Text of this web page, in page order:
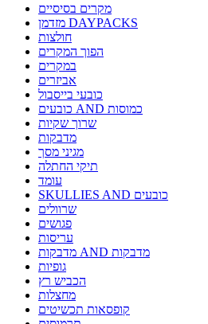
מקרים בסיסיים
מזדמן DAYPACKS
חולצות
הפוך המקרים
במקרים
אביזרים
כובעי בייסבול
כובעים AND כמוסות
שרוך שקיות
מדבקות
מגיני מסך
תיקי החתלה
עומד
SKULLIES AND כובעים
שרוולים
פגושים
עריסות
מדבקות AND מדבקות
גופיות
הכביש רץ
מחצלות
קופסאות תכשיטים